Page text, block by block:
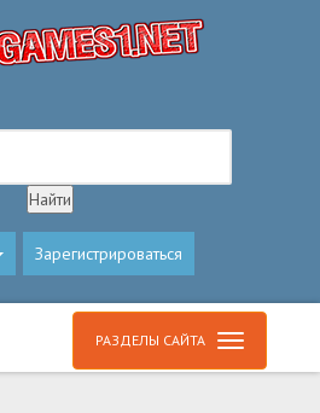
Зарегистрироваться
РАЗДЕЛЫ САЙТА